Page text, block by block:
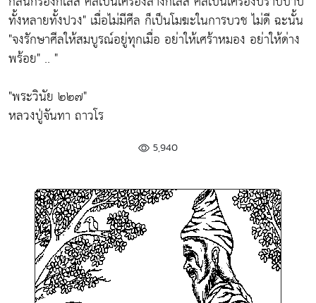
ทั้งหลายทั้งปวง" เมื่อไม่มีศีล ก็เป็นโมฆะในการบวช ไม่ดี ฉะนั้น
"จงรักษาศีลให้สมบูรณ์อยู่ทุกเมื่อ อย่าให้เศร้าหมอง อย่าให้ด่าง
พร้อย" .. "
"พระวินัย ๒๒๗"
หลวงปู่จันทา ถาวโร
5,940